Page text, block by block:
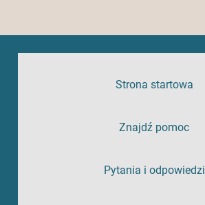
Strona startowa
Znajdź pomoc
Pytania i odpowiedzi